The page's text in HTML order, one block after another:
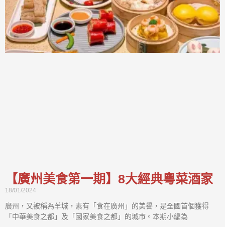
【廣州美食第一期】8大經典粵菜酒家
18/01/2024
廣州，又被稱為羊城，素有「食在廣州」的美譽，是全國首個獲得
「中華美食之都」及「國家美食之都」的城市。本期小編為